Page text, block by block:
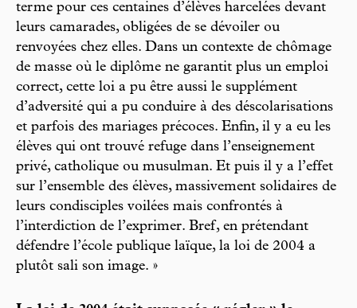
terme pour ces centaines d’élèves harcelées devant
leurs camarades, obligées de se dévoiler ou
renvoyées chez elles. Dans un contexte de chômage
de masse où le diplôme ne garantit plus un emploi
correct, cette loi a pu être aussi le supplément
d’adversité qui a pu conduire à des déscolarisations
et parfois des mariages précoces. Enfin, il y a eu les
élèves qui ont trouvé refuge dans l’enseignement
privé, catholique ou musulman. Et puis il y a l’effet
sur l’ensemble des élèves, massivement solidaires de
leurs condisciples voilées mais confrontés à
l’interdiction de l’exprimer. Bref, en prétendant
défendre l’école publique laïque, la loi de 2004 a
plutôt sali son image. »